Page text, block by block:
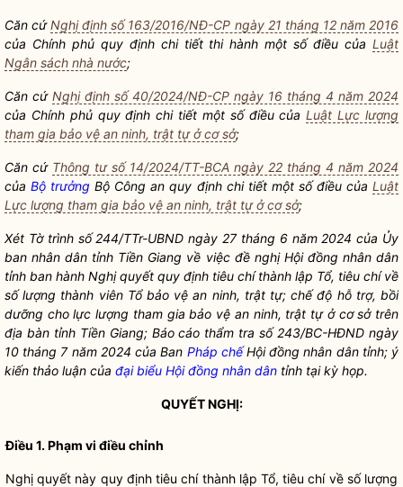
Căn cứNghị định số 163/2016/NĐ-CP ngày 21 tháng 12 năm 2016
của Chính phủ quy định chi tiết thi hành một số điều của Luật
Ngân sách nhà nước;
Căn cứ Nghị định số 40/2024/NĐ-CP ngày 16 tháng 4 năm 2024
của Chính phủ quy định chi tiết một số điều củaLuật Lực lượng
tham gia bảo vệ an ninh, trật tự ở cơ sở;
Căn cứ Thông tư số 14/2024/TT-BCA ngày 22 tháng 4 năm 2024
củaBộ trưởng Bộ Công an quy định chi tiết một số điều củaLuật
Lực lượng tham gia bảo vệ an ninh, trật tự ở cơ sở;
Xét Tờ trình số 244/TTr-UBND ngày 27 tháng 6 năm 2024 của Ủy
ban nhân dân tỉnh Tiền Giang về việc đề nghị Hội đồng nhân dân
tỉnh ban hành Nghị quyết quy định tiêu chí thành lập Tổ, tiêu chí về
số lượng thành viên Tổ bảo vệ an ninh, trật tự; chế độ hỗ trợ, bồi
dưỡng cho lực lượng tham gia bảo vệ an ninh, trật tự ở cơ sở trên
địa bàntỉnh Tiền Giang; Báo cáo thẩm tra số 243/BC-HĐND ngày
10 tháng 7 năm 2024 của Ban Pháp chếHội đồng nhân dân tỉnh; ý
kiến thảo luận của đại biểu Hội đồng nhân dân tỉnh tại kỳ họp.
QUYẾT NGHỊ:
Điều 1. Phạm vi điều chỉnh
Nghị quyết này quy định tiêu chí thành lập Tổ, tiêu chí về số lượng